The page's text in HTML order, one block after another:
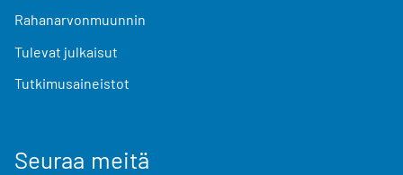
Rahanarvonmuunnin
Tulevat julkaisut
Tutkimusaineistot
Seuraa meitä